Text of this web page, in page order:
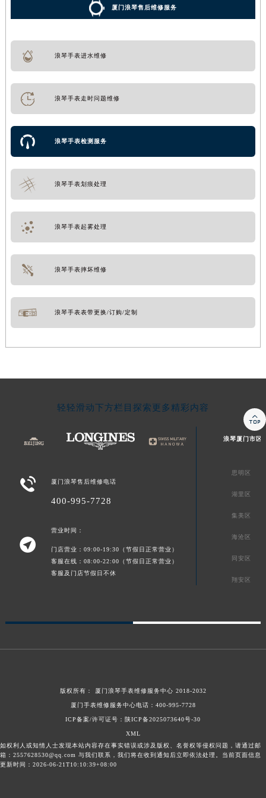
厦门浪琴售后维修服务
浪琴手表进水维修
浪琴手表走时问题维修
浪琴手表检测服务
浪琴手表划痕处理
浪琴手表起雾处理
浪琴手表摔坏维修
浪琴手表表带更换/订购/定制
轻轻滑动下方栏目探索更多精彩内容
 厦门浪琴售后维修电话
400-995-7728

营业时间：
门店营业：09:00-19:30（节假日正常营业）
客服在线：08:00-22:00（节假日正常营业）
客服及门店节假日不休
浪琴厦门市区
思明区
湖里区
集美区
海沧区
同安区
翔安区
版权所有： 厦门浪琴手表维修服务中心 2018-2032
厦门手表维修服务中心电话： 400-995-7728
ICP备案/许可证号：陕ICP备2025073640号-30
XML
如权利人或知情人士发现本站内容存在事实错误或涉及版权、名誉权等侵权问题，请通过邮
箱：2557628530@qq.com 与我们联系，我们将在收到通知后立即依法处理。当前页面信息
更新时间：2026-06-21T10:10:39+08:00
